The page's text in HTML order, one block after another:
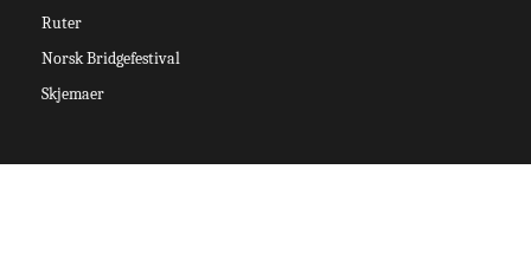
Ruter
Norsk Bridgefestival
Skjemaer